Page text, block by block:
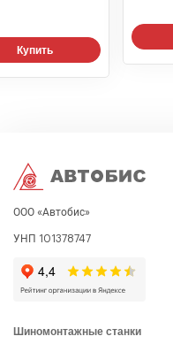
Купить
ООО «Автобис»
УНП 101378747
Шиномонтажные станки